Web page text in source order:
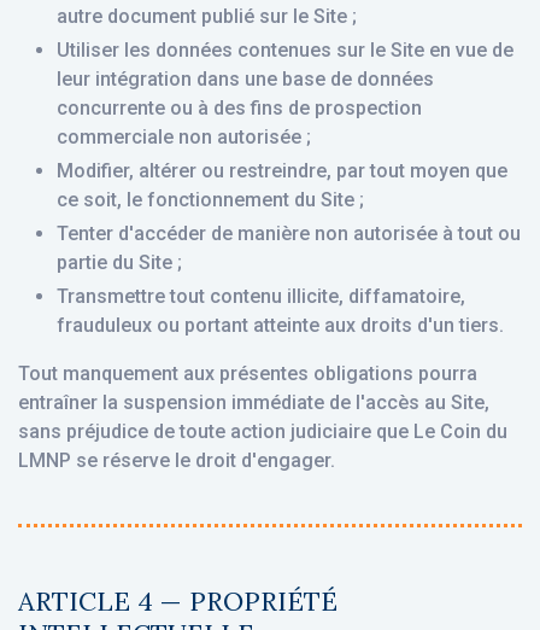
autre document publié sur le Site ;
Utiliser les données contenues sur le Site en vue de
leur intégration dans une base de données
concurrente ou à des fins de prospection
commerciale non autorisée ;
Modifier, altérer ou restreindre, par tout moyen que
ce soit, le fonctionnement du Site ;
Tenter d'accéder de manière non autorisée à tout ou
partie du Site ;
Transmettre tout contenu illicite, diffamatoire,
frauduleux ou portant atteinte aux droits d'un tiers.
Tout manquement aux présentes obligations pourra
entraîner la suspension immédiate de l'accès au Site,
sans préjudice de toute action judiciaire que Le Coin du
LMNP se réserve le droit d'engager.
ARTICLE 4 — PROPRIÉTÉ